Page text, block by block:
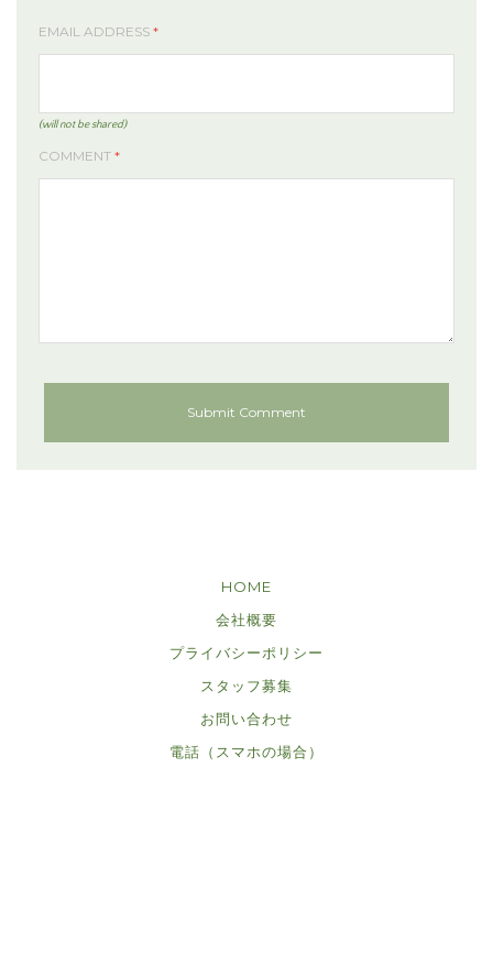
EMAIL ADDRESS *
(will not be shared)
COMMENT *
HOME
会社概要
プライバシーポリシー
スタッフ募集
お問い合わせ
電話（スマホの場合）